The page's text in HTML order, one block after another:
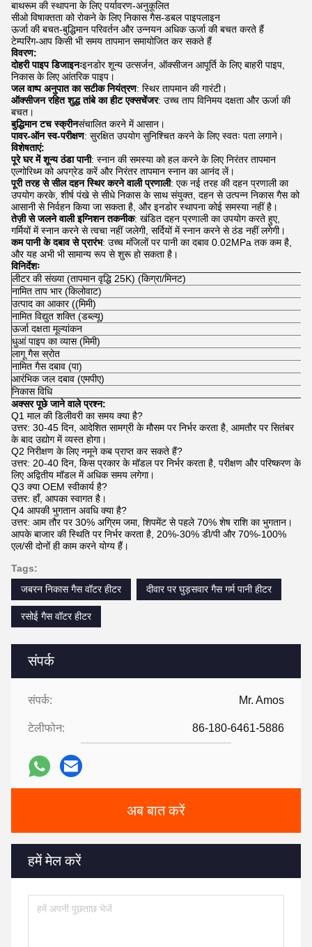
संपर्क
संपर्क: Mr. Amos
टेलीफोन: 86-180-6461-5886
अब बात करें
हमें मेल करें
बाथरूम की स्थापना के लिए पर्यावरण-अनुकूलित
सीओ विषाक्तता को रोकने के लिए निकास गैस-डबल पाइपलाइन
ऊर्जा की बचत-बुद्धिमान परिवर्तन और उन्नयन अधिक ऊर्जा की बचत करते हैं
टेम्परिंग-आप किसी भी समय तापमान समायोजित कर सकते हैं
विवरण:
दोहरी पाइप डिजाइनःइनडोर शून्य उत्सर्जन, ऑक्सीजन आपूर्ति के लिए बाहरी पाइप,
निकास के लिए आंतरिक पाइप।
जल वाष्प अनुपात का सटीक नियंत्रण: स्थिर तापमान की गारंटी।
ऑक्सीजन रहित शुद्ध तांबे का हीट एक्सचेंजर: उच्च ताप विनिमय दक्षता और ऊर्जा की
बचत।
बुद्धिमान टच स्क्रीनसंचालित करने में आसान।
पावर-ऑन स्व-परीक्षण: सुरक्षित उपयोग सुनिश्चित करने के लिए स्वतः पता लगाने।
विशेषताएं:
पूरे घर में शून्य ठंडा पानी: स्नान की समस्या को हल करने के लिए निरंतर तापमान
एल्गोरिथ्म को अपग्रेड करें और निरंतर तापमान स्नान का आनंद लें।
पूरी तरह से सील दहन स्थिर करने वाली प्रणाली: एक नई तरह की दहन प्रणाली का
उपयोग करके, शीर्ष पंखे से सीधे निकास के साथ संयुक्त, दहन से उत्पन्न निकास गैस को
आसानी से निर्वहन किया जा सकता है, और इनडोर स्थापना कोई समस्या नहीं है।
तेज़ी से जलने वाली इग्निशन तकनीक: खंडित दहन प्रणाली का उपयोग करते हुए,
गर्मियों में स्नान करने से त्वचा नहीं जलेगी, सर्दियों में स्नान करने से ठंड नहीं लगेगी।
कम पानी के दबाव से प्रारंभ: उच्च मंजिलों पर पानी का दबाव 0.02MPa तक कम है,
और यह अभी भी सामान्य रूप से शुरू हो सकता है।
विनिर्देशः
लीटर की संख्या (तापमान वृद्धि 25K) (किग्रा/मिनट)
नामित ताप भार (किलोवाट)
उत्पाद का आकार ((मिमी)
नामित विद्युत शक्ति (डब्ल्यू)
ऊर्जा दक्षता मूल्यांकन
धुआं पाइप का व्यास (मिमी)
लागू गैस स्रोत
नामित गैस दबाव (पा)
आरंभिक जल दबाव (एमपीए)
निकास विधि
अक्सर पूछे जाने वाले प्रश्न:
Q1 माल की डिलीवरी का समय क्या है?
उत्तर: 30-45 दिन, आदेशित सामग्री के मौसम पर निर्भर करता है, आमतौर पर सितंबर
के बाद उद्योग में व्यस्त होगा।
Q2 निरीक्षण के लिए नमूने कब प्राप्त कर सकते हैं?
उत्तर: 20-40 दिन, किस प्रकार के मॉडल पर निर्भर करता है, परीक्षण और परिष्करण के
लिए अद्वितीय मॉडल में अधिक समय लगेगा।
Q3 क्या OEM स्वीकार्य है?
उत्तर: हाँ, आपका स्वागत है।
Q4 आपकी भुगतान अवधि क्या है?
उत्तर: आम तौर पर 30% अग्रिम जमा, शिपमेंट से पहले 70% शेष राशि का भुगतान।
आपके बाजार की स्थिति पर निर्भर करता है, 20%-30% डी/पी और 70%-100%
एल/सी दोनों ही काम करने योग्य हैं।
Tags:
जबरन निकास गैस वॉटर हीटर
दीवार पर घुड़सवार गैस गर्म पानी हीटर
रसोई गैस वॉटर हीटर